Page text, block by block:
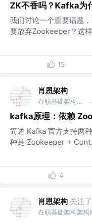
ZK不香吗？Kafka为
我们讨论一个重要话题
要放弃Zookeeper？这
15
肖恩架构
在职基础架构架构师 ·
kafka原理：依赖
简述 Kafka 官方支持两
种是 Zookeeper +
4
肖恩架构 关注了
在职基础架构架构